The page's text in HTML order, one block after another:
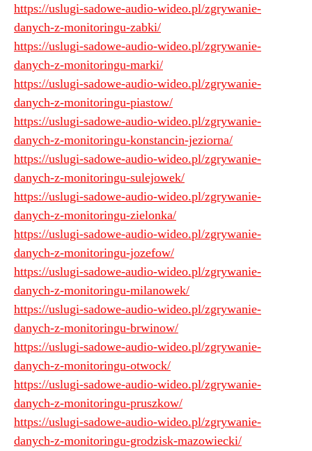
https://uslugi-sadowe-audio-wideo.pl/zgrywanie-
danych-z-monitoringu-zabki/
https://uslugi-sadowe-audio-wideo.pl/zgrywanie-
danych-z-monitoringu-marki/
https://uslugi-sadowe-audio-wideo.pl/zgrywanie-
danych-z-monitoringu-piastow/
https://uslugi-sadowe-audio-wideo.pl/zgrywanie-
danych-z-monitoringu-konstancin-jeziorna/
https://uslugi-sadowe-audio-wideo.pl/zgrywanie-
danych-z-monitoringu-sulejowek/
https://uslugi-sadowe-audio-wideo.pl/zgrywanie-
danych-z-monitoringu-zielonka/
https://uslugi-sadowe-audio-wideo.pl/zgrywanie-
danych-z-monitoringu-jozefow/
https://uslugi-sadowe-audio-wideo.pl/zgrywanie-
danych-z-monitoringu-milanowek/
https://uslugi-sadowe-audio-wideo.pl/zgrywanie-
danych-z-monitoringu-brwinow/
https://uslugi-sadowe-audio-wideo.pl/zgrywanie-
danych-z-monitoringu-otwock/
https://uslugi-sadowe-audio-wideo.pl/zgrywanie-
danych-z-monitoringu-pruszkow/
https://uslugi-sadowe-audio-wideo.pl/zgrywanie-
danych-z-monitoringu-grodzisk-mazowiecki/